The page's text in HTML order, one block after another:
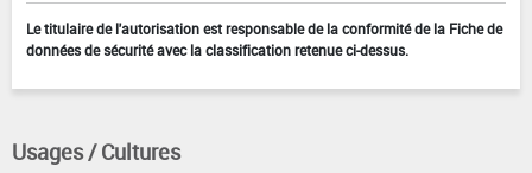
Le titulaire de l'autorisation est responsable de la conformité de la Fiche de
données de sécurité avec la classification retenue ci-dessus.
Usages / Cultures